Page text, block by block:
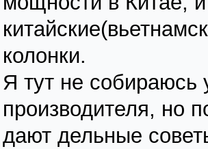
колонки.
Я тут не собираюсь
производителя, но
дают дельные